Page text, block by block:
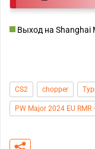
Выход на Shanghai
CS2 chopper
PW Major 2024 EU